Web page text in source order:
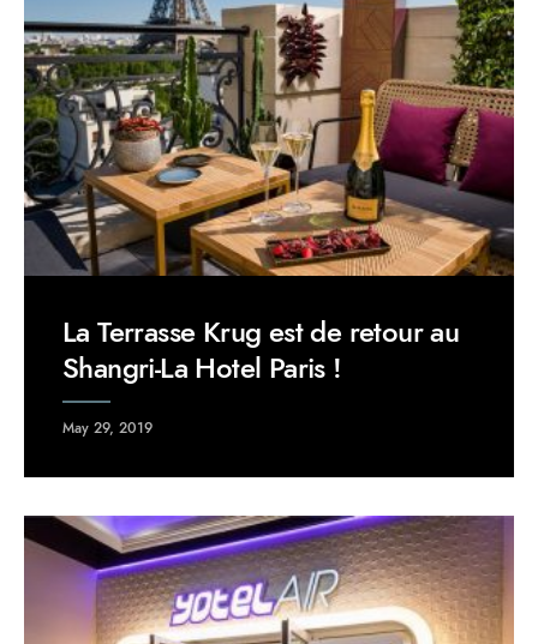
La Terrasse Krug est de retour au
Shangri-La Hotel Paris !
May 29, 2019